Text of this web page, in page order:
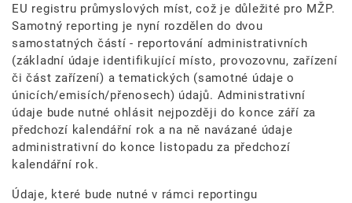
EU registru průmyslových míst, což je důležité pro MŽP.
Samotný reporting je nyní rozdělen do dvou
samostatných částí - reportování administrativních
(základní údaje identifikující místo, provozovnu, zařízení
či část zařízení) a tematických (samotné údaje o
únicích/emisích/přenosech) údajů. Administrativní
údaje bude nutné ohlásit nejpozději do konce září za
předchozí kalendářní rok a na ně navázané údaje
administrativní do konce listopadu za předchozí
kalendářní rok.
Údaje, které bude nutné v rámci reportingu